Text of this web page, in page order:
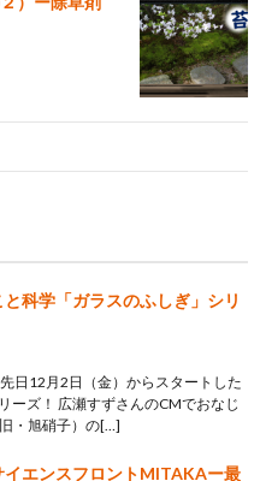
と科学「ガラスのふしぎ」シリ
日12月2日（金）からスタートした
ーズ！ 広瀬すずさんのCMでおなじ
・旭硝子）の[…]
イエンスフロントMITAKAー最